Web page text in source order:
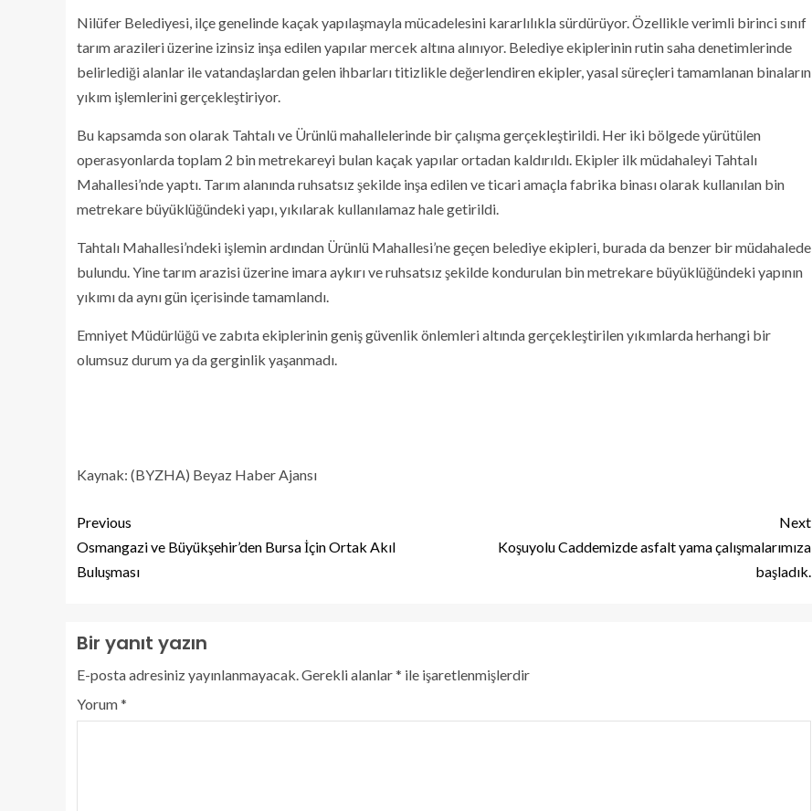
Nilüfer Belediyesi, ilçe genelinde kaçak yapılaşmayla mücadelesini kararlılıkla sürdürüyor. Özellikle verimli birinci sınıf
tarım arazileri üzerine izinsiz inşa edilen yapılar mercek altına alınıyor. Belediye ekiplerinin rutin saha denetimlerinde
belirlediği alanlar ile vatandaşlardan gelen ihbarları titizlikle değerlendiren ekipler, yasal süreçleri tamamlanan binaların
yıkım işlemlerini gerçekleştiriyor.
Bu kapsamda son olarak Tahtalı ve Ürünlü mahallelerinde bir çalışma gerçekleştirildi. Her iki bölgede yürütülen
operasyonlarda toplam 2 bin metrekareyi bulan kaçak yapılar ortadan kaldırıldı. Ekipler ilk müdahaleyi Tahtalı
Mahallesi’nde yaptı. Tarım alanında ruhsatsız şekilde inşa edilen ve ticari amaçla fabrika binası olarak kullanılan bin
metrekare büyüklüğündeki yapı, yıkılarak kullanılamaz hale getirildi.
Tahtalı Mahallesi’ndeki işlemin ardından Ürünlü Mahallesi’ne geçen belediye ekipleri, burada da benzer bir müdahalede
bulundu. Yine tarım arazisi üzerine imara aykırı ve ruhsatsız şekilde kondurulan bin metrekare büyüklüğündeki yapının
yıkımı da aynı gün içerisinde tamamlandı.
Emniyet Müdürlüğü ve zabıta ekiplerinin geniş güvenlik önlemleri altında gerçekleştirilen yıkımlarda herhangi bir
olumsuz durum ya da gerginlik yaşanmadı.
Kaynak: (BYZHA) Beyaz Haber Ajansı
Previous
Osmangazi ve Büyükşehir’den Bursa İçin Ortak Akıl
Buluşması
Next
Koşuyolu Caddemizde asfalt yama çalışmalarımıza
başladık.
Bir yanıt yazın
E-posta adresiniz yayınlanmayacak.Gerekli alanlar* ile işaretlenmişlerdir
Yorum*